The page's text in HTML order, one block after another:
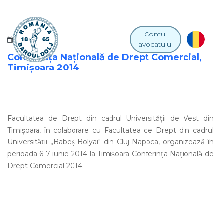
Contul
avocatului
03 IUNIE 2014
Conferința Națională de Drept Comercial,
Timișoara 2014
Facultatea de Drept din cadrul Universităţii de Vest din
Timişoara, în colaborare cu Facultatea de Drept din cadrul
Universităţii „Babeş-Bolyai" din Cluj-Napoca, organizează în
perioada 6-7 iunie 2014 la Timișoara Conferința Națională de
Drept Comercial 2014.